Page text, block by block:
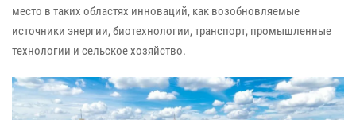
место в таких областях инноваций, как возобновляемые
источники энергии, биотехнологии, транспорт, промышленные
технологии и сельское хозяйство.